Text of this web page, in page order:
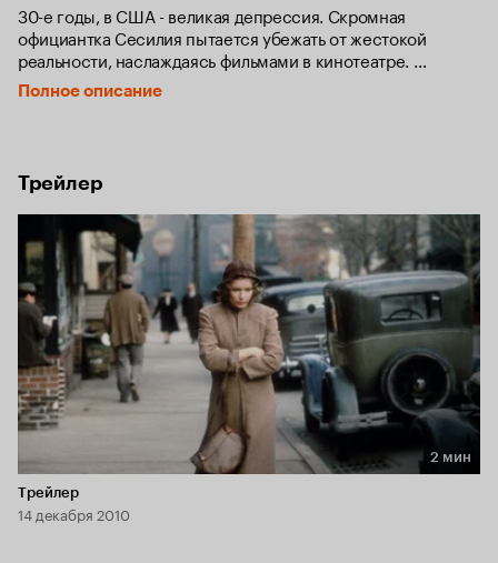
30-е годы, в США - великая депрессия. Скромная
официантка Сесилия пытается убежать от жестокой
реальности, наслаждаясь фильмами в кинотеатре.
Однажды случается чудо: ее кумир Том Бакстер, «Мистер
Совершенство», сходит с черно-белого экрана в
Полное описание
Трейлер
Длительность 2 мин
2 мин
Трейлер
14 декабря 2010